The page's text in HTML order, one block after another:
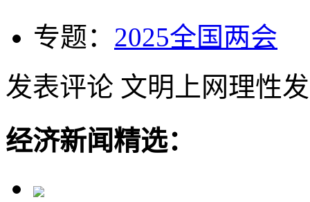
专题： 2025全国两会
发表评论 文明上网理性
经济新闻精选：